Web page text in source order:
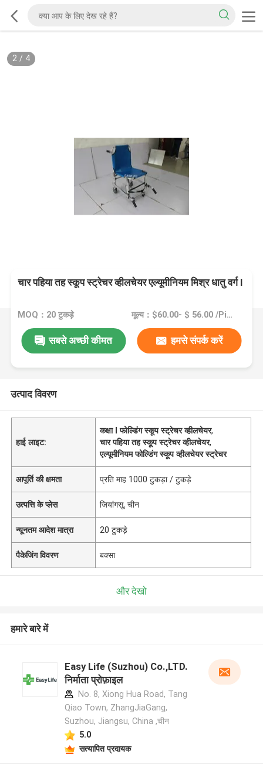
2/ 4
चार पहिया तह स्कूप स्ट्रेचर व्हीलचेयर एल्यूमीनियम मिश्र धातु वर्ग I
MOQ：20 टुकड़े मूल्य：$60.00- $ 56.00 /Pieces >=20 Pieces
सबसे अच्छी कीमत हमसे संपर्क करें
उत्पाद विवरण
हाई लाइट:
कक्षा I फोल्डिंग स्कूप स्ट्रेचर व्हीलचेयर,
चार पहिया तह स्कूप स्ट्रेचर व्हीलचेयर,
एल्यूमीनियम फोल्डिंग स्कूप व्हीलचेयर स्ट्रेचर
आपूर्ति की क्षमता प्रति माह 1000 टुकड़ा / टुकड़े
उत्पत्ति के प्लेस जियांगसू, चीन
न्यूनतम आदेश मात्रा 20 टुकड़े
पैकेजिंग विवरण बक्सा
और देखो
हमारे बारे में
Easy Life (Suzhou) Co.,LTD.
निर्माता प्रोफ़ाइल
No. 8, Xiong Hua Road, Tang
Qiao Town, ZhangJiaGang,
Suzhou, Jiangsu, China ,चीन
5.0
सत्यापित प्रदायक